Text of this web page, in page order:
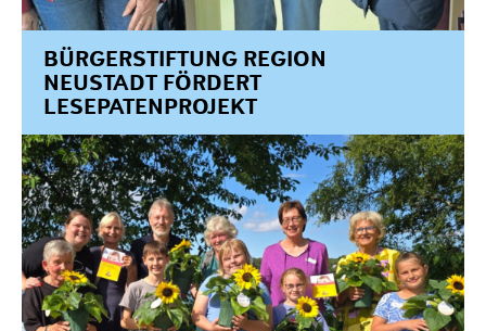
BÜRGERSTIFTUNG REGION
NEUSTADT FÖRDERT
LESEPATENPROJEKT